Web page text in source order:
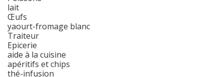
lait
Œufs
yaourt-fromage blanc
Traiteur
Epicerie
aide à la cuisine
apéritifs et chips
thé-infusion